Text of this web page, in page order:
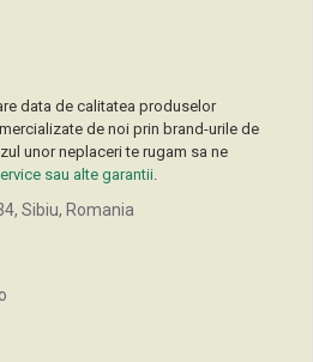
data de calitatea produselor
de noi prin brand-urile de
unor neplaceri te rugam sa ne
sau alte garantii.
Sibiu, Romania